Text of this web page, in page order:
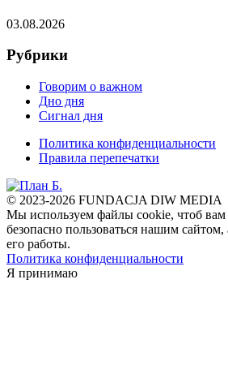
03.08.2026
Рубрики
Говорим о важном
Дно дня
Сигнал дня
Политика конфиденциальности
Правила перепечатки
© 2023-2026 FUNDACJA DIW MEDIA
Мы используем файлы cookie, чтоб
безопасно пользоваться нашим
его работы.
Политика конфиденциальности
Я принимаю